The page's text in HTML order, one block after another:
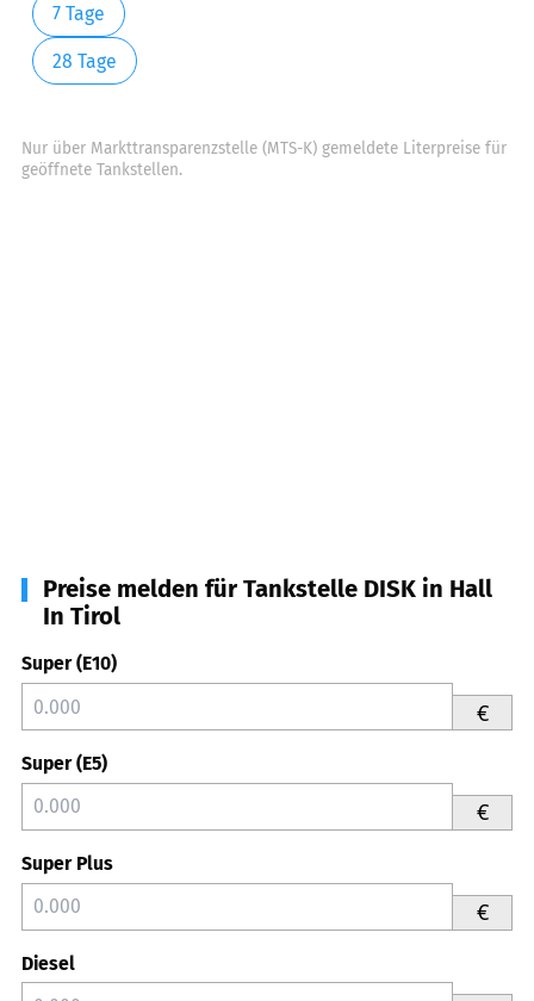
7 Tage
28 Tage
Nur über Markttransparenzstelle (MTS-K) gemeldete Literpreise für
geöffnete Tankstellen.
Preise melden für Tankstelle DISK in Hall
In Tirol
Super (E10)
€
Super (E5)
€
Super Plus
€
Diesel